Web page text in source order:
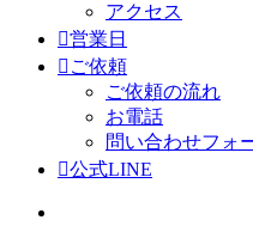
アクセス
営業日
 ご依頼
ご依頼の流れ
お電話
問い合わせフォ
公式LINE